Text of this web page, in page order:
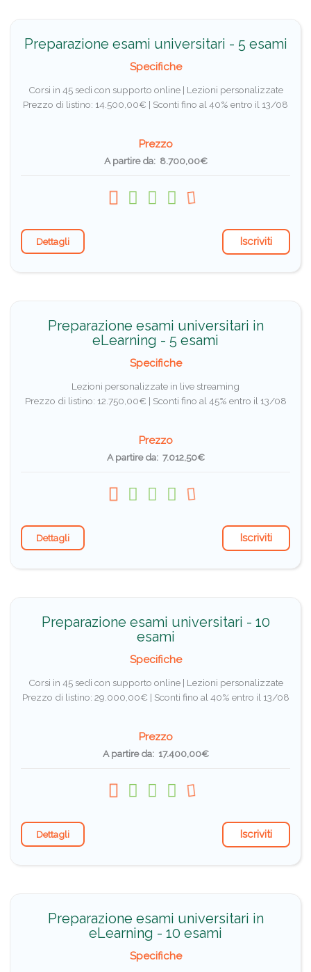
Preparazione esami universitari - 5 esami
Specifiche
Corsi in 45 sedi con supporto online | Lezioni personalizzate
Prezzo di listino: 14.500,00€ | Sconti fino al 40% entro il 13/08
Prezzo
A partire da: 8.700,00€
Dettagli Iscriviti
Preparazione esami universitari in
eLearning - 5 esami
Specifiche
Lezioni personalizzate in live streaming
Prezzo di listino: 12.750,00€ | Sconti fino al 45% entro il 13/08
Prezzo
A partire da: 7.012,50€
Dettagli Iscriviti
Preparazione esami universitari - 10
esami
Specifiche
Corsi in 45 sedi con supporto online | Lezioni personalizzate
Prezzo di listino: 29.000,00€ | Sconti fino al 40% entro il 13/08
Prezzo
A partire da: 17.400,00€
Dettagli Iscriviti
Preparazione esami universitari in
eLearning - 10 esami
Specifiche